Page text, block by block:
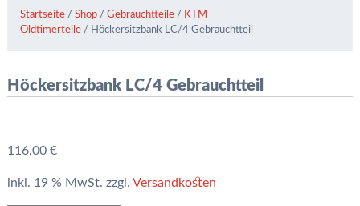
Startseite /Shop /Gebrauchtteile / KTM
Oldtimerteile / Höckersitzbank LC/4 Gebrauchtteil
Höckersitzbank LC/4 Gebrauchtteil
116,00 €
inkl. 19 % MwSt. zzgl. Versandkosten